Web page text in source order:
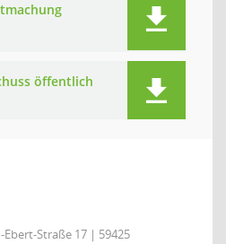
öffentlich
Straße 17 | 59425